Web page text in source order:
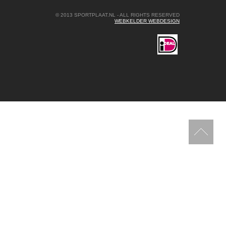
© 2013 SPORTPLAAT.NL - ALL RIGHTS RESERVED
WEBKELDER WEBDESIGN